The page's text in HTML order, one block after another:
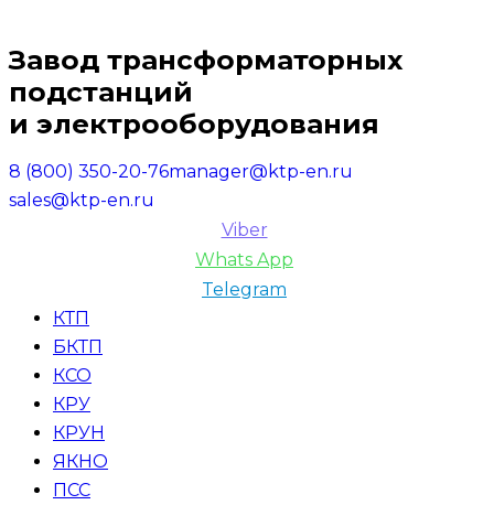
Завод трансформаторных
подстанций
и электрооборудования
8 (800) 350-20-76manager@ktp-en.ru
sales@ktp-en.ru
Viber
Whats App
Telegram
КТП
БКТП
КСО
КРУ
КРУН
ЯКНО
ПСС